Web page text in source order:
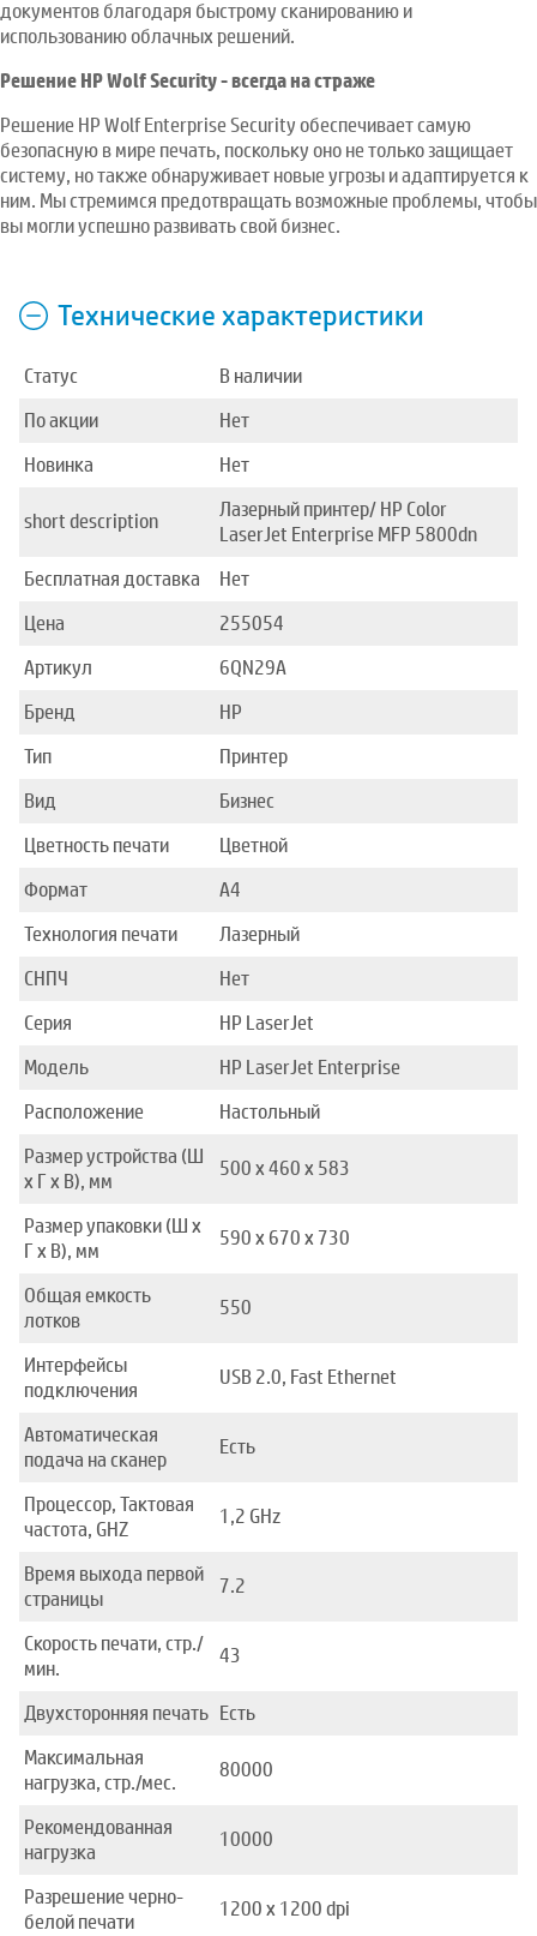
документов благодаря быстрому сканированию и
использованию облачных решений.
Решение HP Wolf Security - всегда на страже
Решение HP Wolf Enterprise Security обеспечивает самую
безопасную в мире печать, поскольку оно не только защищает
систему, но также обнаруживает новые угрозы и адаптируется к
ним. Мы стремимся предотвращать возможные проблемы, чтобы
вы могли успешно развивать свой бизнес.
Технические характеристики
Статус
В наличии
По акции
Нет
Новинка
Нет
short description
Лазерный принтер/ HP Color
LaserJet Enterprise MFP 5800dn
Бесплатная доставка
Нет
Цена
255054
Артикул
6QN29A
Бренд
HP
Тип
Принтер
Вид
Бизнес
Цветность печати
Цветной
Формат
A4
Технология печати
Лазерный
СНПЧ
Нет
Серия
HP LaserJet
Модель
HP LaserJet Enterprise
Расположение
Настольный
Размер устройства (Ш
x Г x В), мм
500 x 460 x 583
Размер упаковки (Ш x
Г x В), мм
590 x 670 x 730
Общая емкость
лотков
550
Интерфейсы
подключения
USB 2.0, Fast Ethernet
Автоматическая
подача на сканер
Есть
Процессор, Тактовая
частота, GHZ
1,2 GHz
Время выхода первой
страницы
7.2
Скорость печати, стр./
мин.
43
Двухсторонняя печать Есть
Максимальная
нагрузка, стр./мес.
80000
Рекомендованная
нагрузка
10000
Разрешение черно-
белой печати
1200 x 1200 dpi